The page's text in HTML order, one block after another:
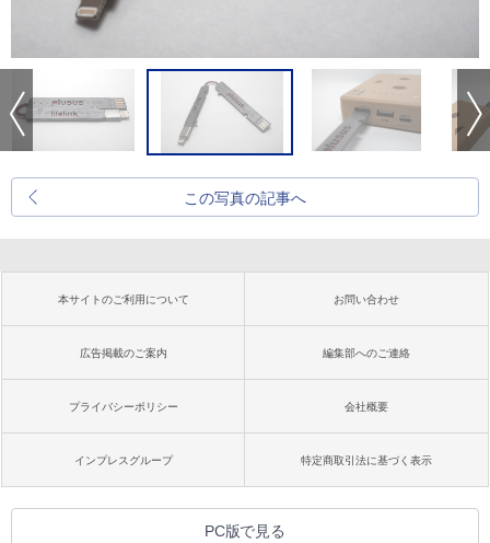
この写真の記事へ
本サイトのご利用について お問い合わせ
広告掲載のご案内 編集部へのご連絡
プライバシーポリシー 会社概要
インプレスグループ 特定商取引法に基づく表示
PC版で見る